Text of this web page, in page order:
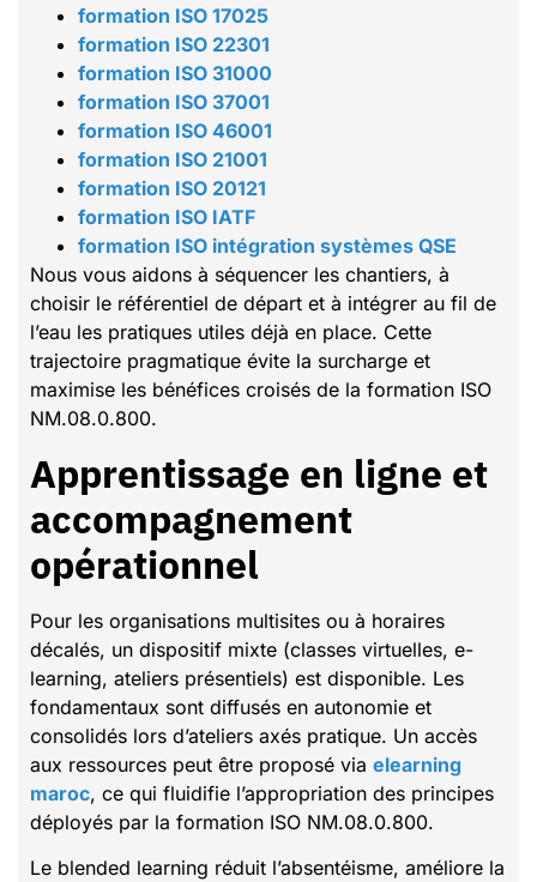
formation ISO 17025
formation ISO 22301
formation ISO 31000
formation ISO 37001
formation ISO 46001
formation ISO 21001
formation ISO 20121
formation ISO IATF
formation ISO intégration systèmes QSE
Nous vous aidons à séquencer les chantiers, à
choisir le référentiel de départ et à intégrer au fil de
l’eau les pratiques utiles déjà en place. Cette
trajectoire pragmatique évite la surcharge et
maximise les bénéfices croisés de la formation ISO
NM.08.0.800.
Apprentissage en ligne et
accompagnement
opérationnel
Pour les organisations multisites ou à horaires
décalés, un dispositif mixte (classes virtuelles, e-
learning, ateliers présentiels) est disponible. Les
fondamentaux sont diffusés en autonomie et
consolidés lors d’ateliers axés pratique. Un accès
aux ressources peut être proposé via elearning
maroc, ce qui fluidifie l’appropriation des principes
déployés par la formation ISO NM.08.0.800.
Le blended learning réduit l’absentéisme, améliore la